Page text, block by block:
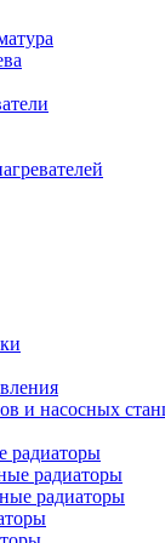
и насосных
радиаторы
радиаторы
радиаторы